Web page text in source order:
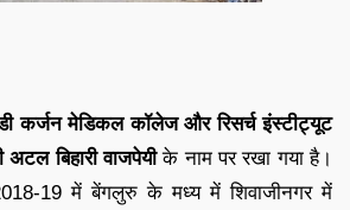
कर्जन मेडिकल कॉलेज और रिसर्च इंस्टीट्यूट
अटल बिहारी वाजपेयीके नाम पर रखा गया है।
19 में बेंगलुरु के मध्य में शिवाजीनगर में